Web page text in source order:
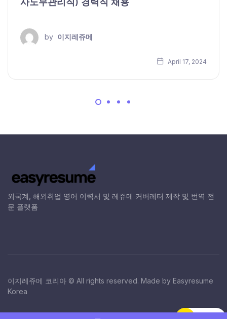
by 이지레쥬메
April 17, 2024
외국계, 해외취업 영어 이력서 및 레쥬메 커버레터 제작 및 번역 전
문 플랫폼
이지레쥬메 코리아 © All rights reserved. Made by Easyresume
Korea